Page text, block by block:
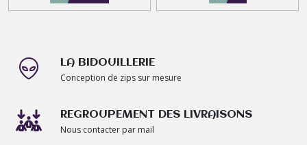
LA BIDOUILLERIE
Conception de zips sur mesure
REGROUPEMENT DES LIVRAISONS
Nous contacter par mail